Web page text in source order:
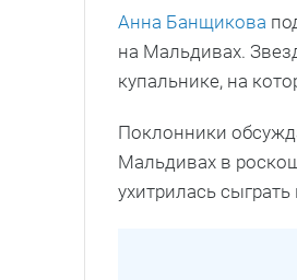
Анна Банщикова
на Мальдивах.
купальнике, на
Поклонники
Мальдивах в
ухитрилась